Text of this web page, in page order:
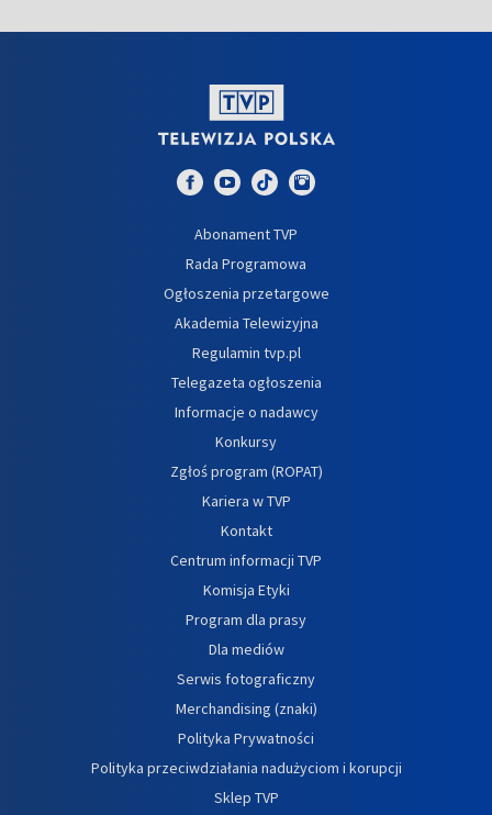
Abonament TVP
Rada Programowa
Ogłoszenia przetargowe
Akademia Telewizyjna
Regulamin tvp.pl
Telegazeta ogłoszenia
Informacje o nadawcy
Konkursy
Zgłoś program (ROPAT)
Kariera w TVP
Kontakt
Centrum informacji TVP
Komisja Etyki
Program dla prasy
Dla mediów
Serwis fotograficzny
Merchandising (znaki)
Polityka Prywatności
Polityka przeciwdziałania nadużyciom i korupcji
Sklep TVP